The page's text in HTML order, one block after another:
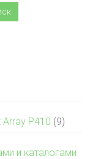
Array P410 (9)
и каталогами